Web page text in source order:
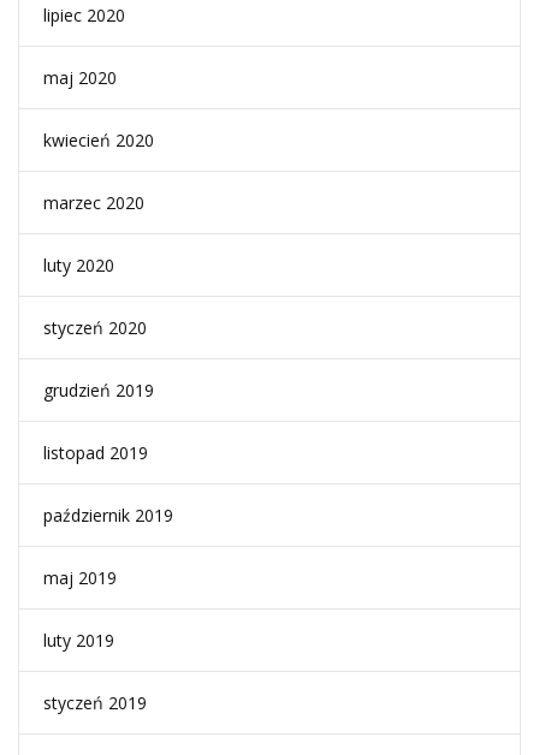
lipiec 2020
maj 2020
kwiecień 2020
marzec 2020
luty 2020
styczeń 2020
grudzień 2019
listopad 2019
październik 2019
maj 2019
luty 2019
styczeń 2019